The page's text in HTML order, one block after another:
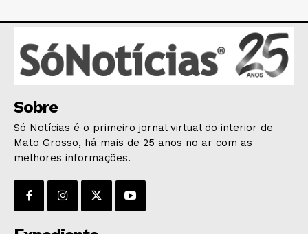
ECONOMIA
OPINIÃO
GERAL
SAÚDE
AGRONOTÍCIAS
ÚLTIMAS NOTÍCIAS
Sobre
Só Notícias é o primeiro jornal virtual do interior de
Mato Grosso, há mais de 25 anos no ar com as
melhores informações.